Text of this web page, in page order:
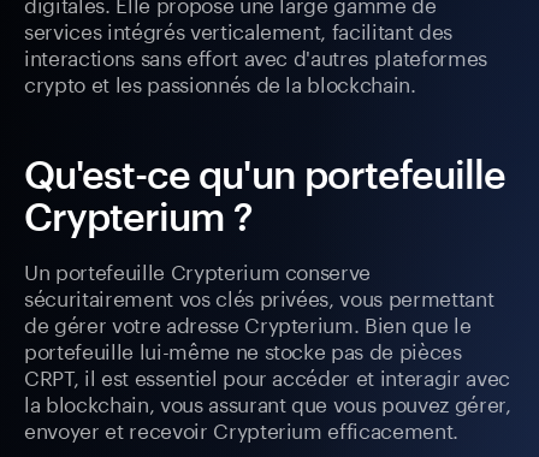
services intégrés verticalement, facilitant des
interactions sans effort avec d'autres plateformes
crypto et les passionnés de la blockchain.
Qu'est-ce qu'un portefeuille
Crypterium ?
Un portefeuille Crypterium conserve
sécuritairement vos clés privées, vous permettant
de gérer votre adresse Crypterium. Bien que le
portefeuille lui-même ne stocke pas de pièces
CRPT, il est essentiel pour accéder et interagir avec
la blockchain, vous assurant que vous pouvez gérer,
envoyer et recevoir Crypterium efficacement.